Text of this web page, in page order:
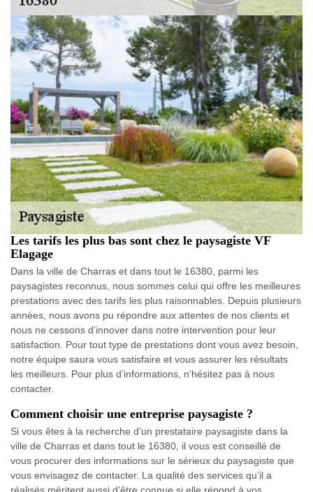
Les tarifs les plus bas sont chez le paysagiste VF
Elagage
Dans la ville de Charras et dans tout le 16380, parmi les
paysagistes reconnus, nous sommes celui qui offre les meilleures
prestations avec des tarifs les plus raisonnables. Depuis plusieurs
années, nous avons pu répondre aux attentes de nos clients et
nous ne cessons d’innover dans notre intervention pour leur
satisfaction. Pour tout type de prestations dont vous avez besoin,
notre équipe saura vous satisfaire et vous assurer les résultats
les meilleurs. Pour plus d’informations, n’hésitez pas à nous
contacter.
Comment choisir une entreprise paysagiste ?
Si vous êtes à la recherche d’un prestataire paysagiste dans la
ville de Charras et dans tout le 16380, il vous est conseillé de
vous procurer des informations sur le sérieux du paysagiste que
vous envisagez de contacter. La qualité des services qu’il a